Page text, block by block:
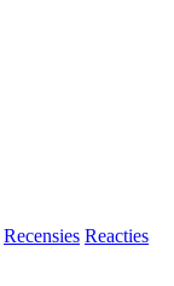
Recensies Reacties